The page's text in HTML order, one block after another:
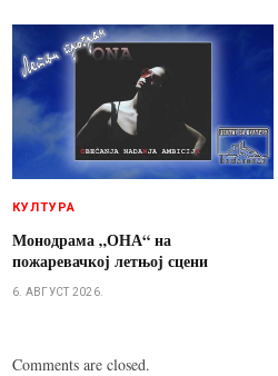
КУЛТУРА
Монодрама „ОНА“ на
пожаревачкој летњој сцени
6. АВГУСТ 2026.
Comments are closed.